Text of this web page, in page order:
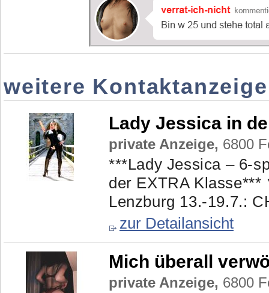
weitere
Lady Jessica in
private Anzeige, 6800
***Lady Jessica – 6-
der EXTRA
Lenzburg 13.-19.7.:
zur Detailansicht
Mich überall
private Anzeige, 6800